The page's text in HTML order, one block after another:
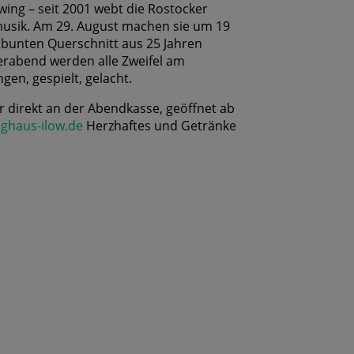
– seit 2001 webt die Rostocker
Am 29. August machen sie um 19
Querschnitt aus 25 Jahren
werden alle Zweifel am
gespielt, gelacht.
direkt an der Abendkasse, geöffnet ab
ilow.de Herzhaftes und Getränke